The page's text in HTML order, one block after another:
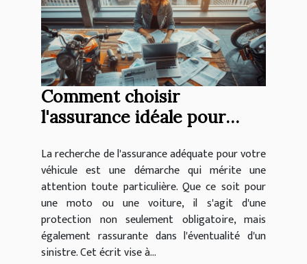
Comment choisir
l'assurance idéale pour
La recherche de l'assurance adéquate pour votre
véhicule est une démarche qui mérite une
attention toute particulière. Que ce soit pour
une moto ou une voiture, il s'agit d'une
protection non seulement obligatoire, mais
également rassurante dans l'éventualité d'un
sinistre. Cet écrit vise à...